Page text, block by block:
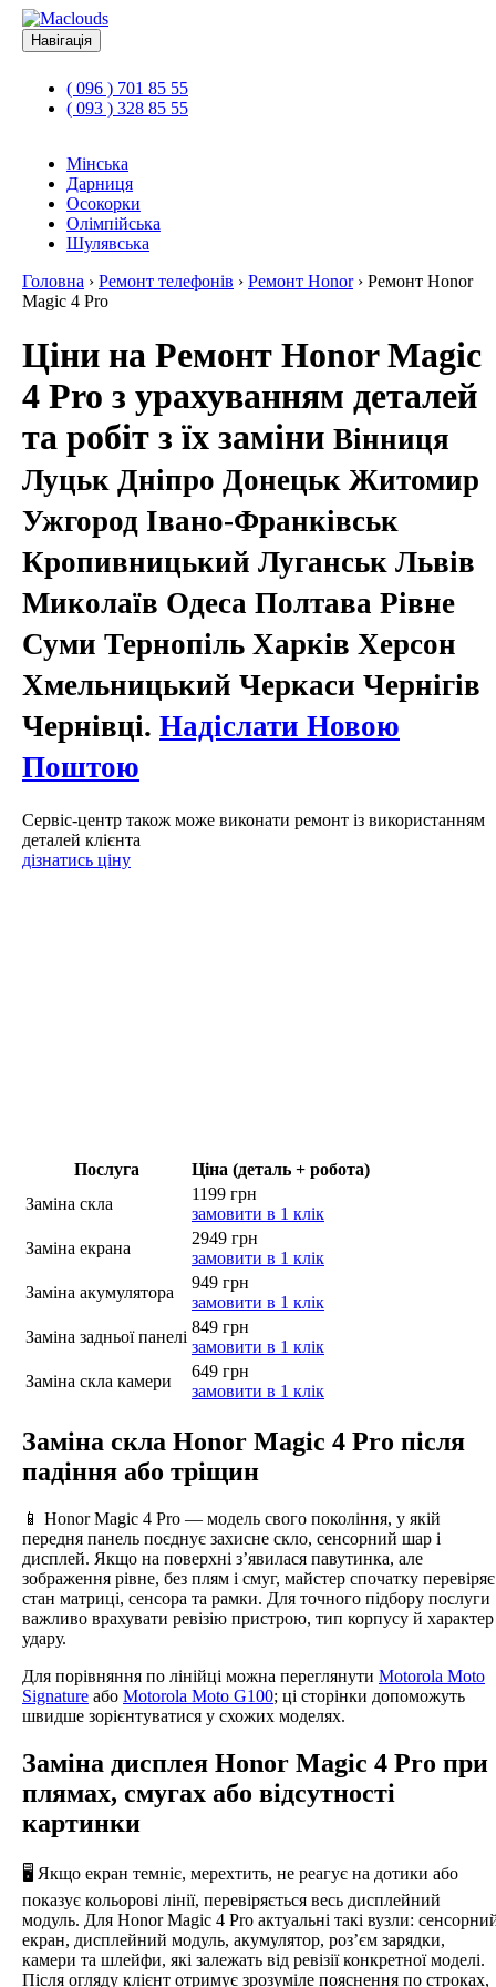
Навігація
( 096 ) 701 85 55
( 093 ) 328 85 55
Мінська
Дарниця
Осокорки
Олімпійська
Шулявська
Головна › Ремонт телефонів › Ремонт Honor› Ремонт Honor
Magic 4 Pro
Ціни на Ремонт Honor Magic
4 Pro з урахуванням деталей
та робіт з їх заміни Вінниця
Луцьк Дніпро Донецьк Житомир
Ужгород Івано-Франківськ
Кропивницький Луганськ Львів
Миколаїв Одеса Полтава Рівне
Суми Тернопіль Харків Херсон
Хмельницький Черкаси Чернігів
Чернівці. Надіслати Новою
Поштою
Сервіс-центр також може виконати ремонт із використанням
деталей клієнта
дізнатись ціну
Послуга
Ціна (деталь + робота)
Заміна скла
1199 грн
замовити в 1 клік
Заміна екрана
2949 грн
замовити в 1 клік
Заміна акумулятора
949 грн
замовити в 1 клік
Заміна задньої панелі
849 грн
замовити в 1 клік
Заміна скла камери
649 грн
замовити в 1 клік
Заміна скла Honor Magic 4 Pro після
падіння або тріщин
📱 Honor Magic 4 Pro — модель свого покоління, у якій
передня панель поєднує захисне скло, сенсорний шар і
дисплей. Якщо на поверхні з’явилася павутинка, але
зображення рівне, без плям і смуг, майстер спочатку перевіряє
стан матриці, сенсора та рамки. Для точного підбору послуги
важливо врахувати ревізію пристрою, тип корпусу й характер
удару.
Для порівняння по лінійці можна переглянути Motorola Moto
Signature або Motorola Moto G100; ці сторінки допоможуть
швидше зорієнтуватися у схожих моделях.
Заміна дисплея Honor Magic 4 Pro при
плямах, смугах або відсутності
картинки
🖥️ Якщо екран темніє, мерехтить, не реагує на дотики або
показує кольорові лінії, перевіряється весь дисплейний
модуль. Для Honor Magic 4 Pro актуальні такі вузли:
екран, дисплейний модуль, акумулятор, роз’єм зарядки,
камери та шлейфи, які залежать від ревізії конкретної моделі.
Після огляду клієнт отримує зрозуміле пояснення по строках,